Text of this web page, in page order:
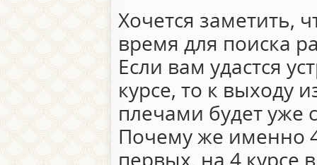
Хочется заметить,
время для поиска
Если вам удастся
курсе, то к выходу
плечами будет уже
Почему же именно
первых, на 4 курсе